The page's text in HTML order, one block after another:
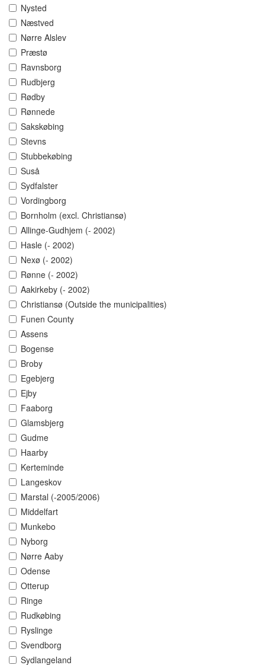
Nysted
Næstved
Nørre Alslev
Præstø
Ravnsborg
Rudbjerg
Rødby
Rønnede
Sakskøbing
Stevns
Stubbekøbing
Suså
Sydfalster
Vordingborg
Bornholm (excl. Christiansø)
Allinge-Gudhjem (- 2002)
Hasle (- 2002)
Nexø (- 2002)
Rønne (- 2002)
Aakirkeby (- 2002)
Christiansø (Outside the municipalities)
Funen County
Assens
Bogense
Broby
Egebjerg
Ejby
Faaborg
Glamsbjerg
Gudme
Haarby
Kerteminde
Langeskov
Marstal (-2005/2006)
Middelfart
Munkebo
Nyborg
Nørre Aaby
Odense
Otterup
Ringe
Rudkøbing
Ryslinge
Svendborg
Sydlangeland